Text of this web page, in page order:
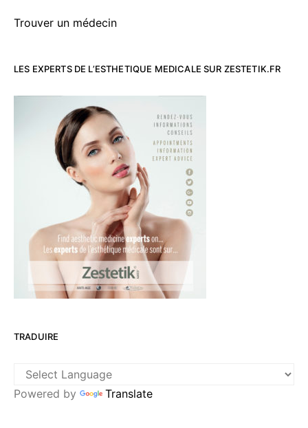
Trouver un médecin
LES EXPERTS DE L’ESTHETIQUE MEDICALE SUR ZESTETIK.FR
TRADUIRE
Powered by Translate